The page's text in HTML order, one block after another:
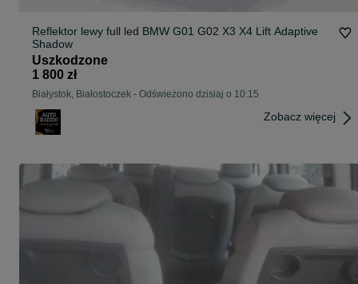
Reflektor lewy full led BMW G01 G02 X3 X4 Lift Adaptive
Shadow
Uszkodzone
1 800 zł
Białystok, Białostoczek - Odświeżono dzisiaj o 10:15
Zobacz więcej